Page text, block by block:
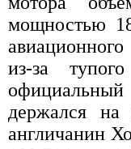
мощностью
из-за
держался на
англичанин